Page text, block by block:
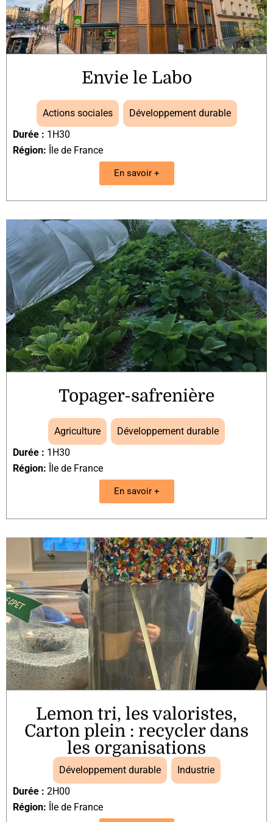
Envie le Labo
Actions sociales
Développement durable
Durée : 1H30
Région: Île de France
En savoir +
Topager-safrenière
Agriculture
Développement durable
Durée : 1H30
Région: Île de France
En savoir +
Lemon tri, les valoristes,
Carton plein : recycler dans
les organisations
Développement durable
Industrie
Durée : 2H00
Région: Île de France